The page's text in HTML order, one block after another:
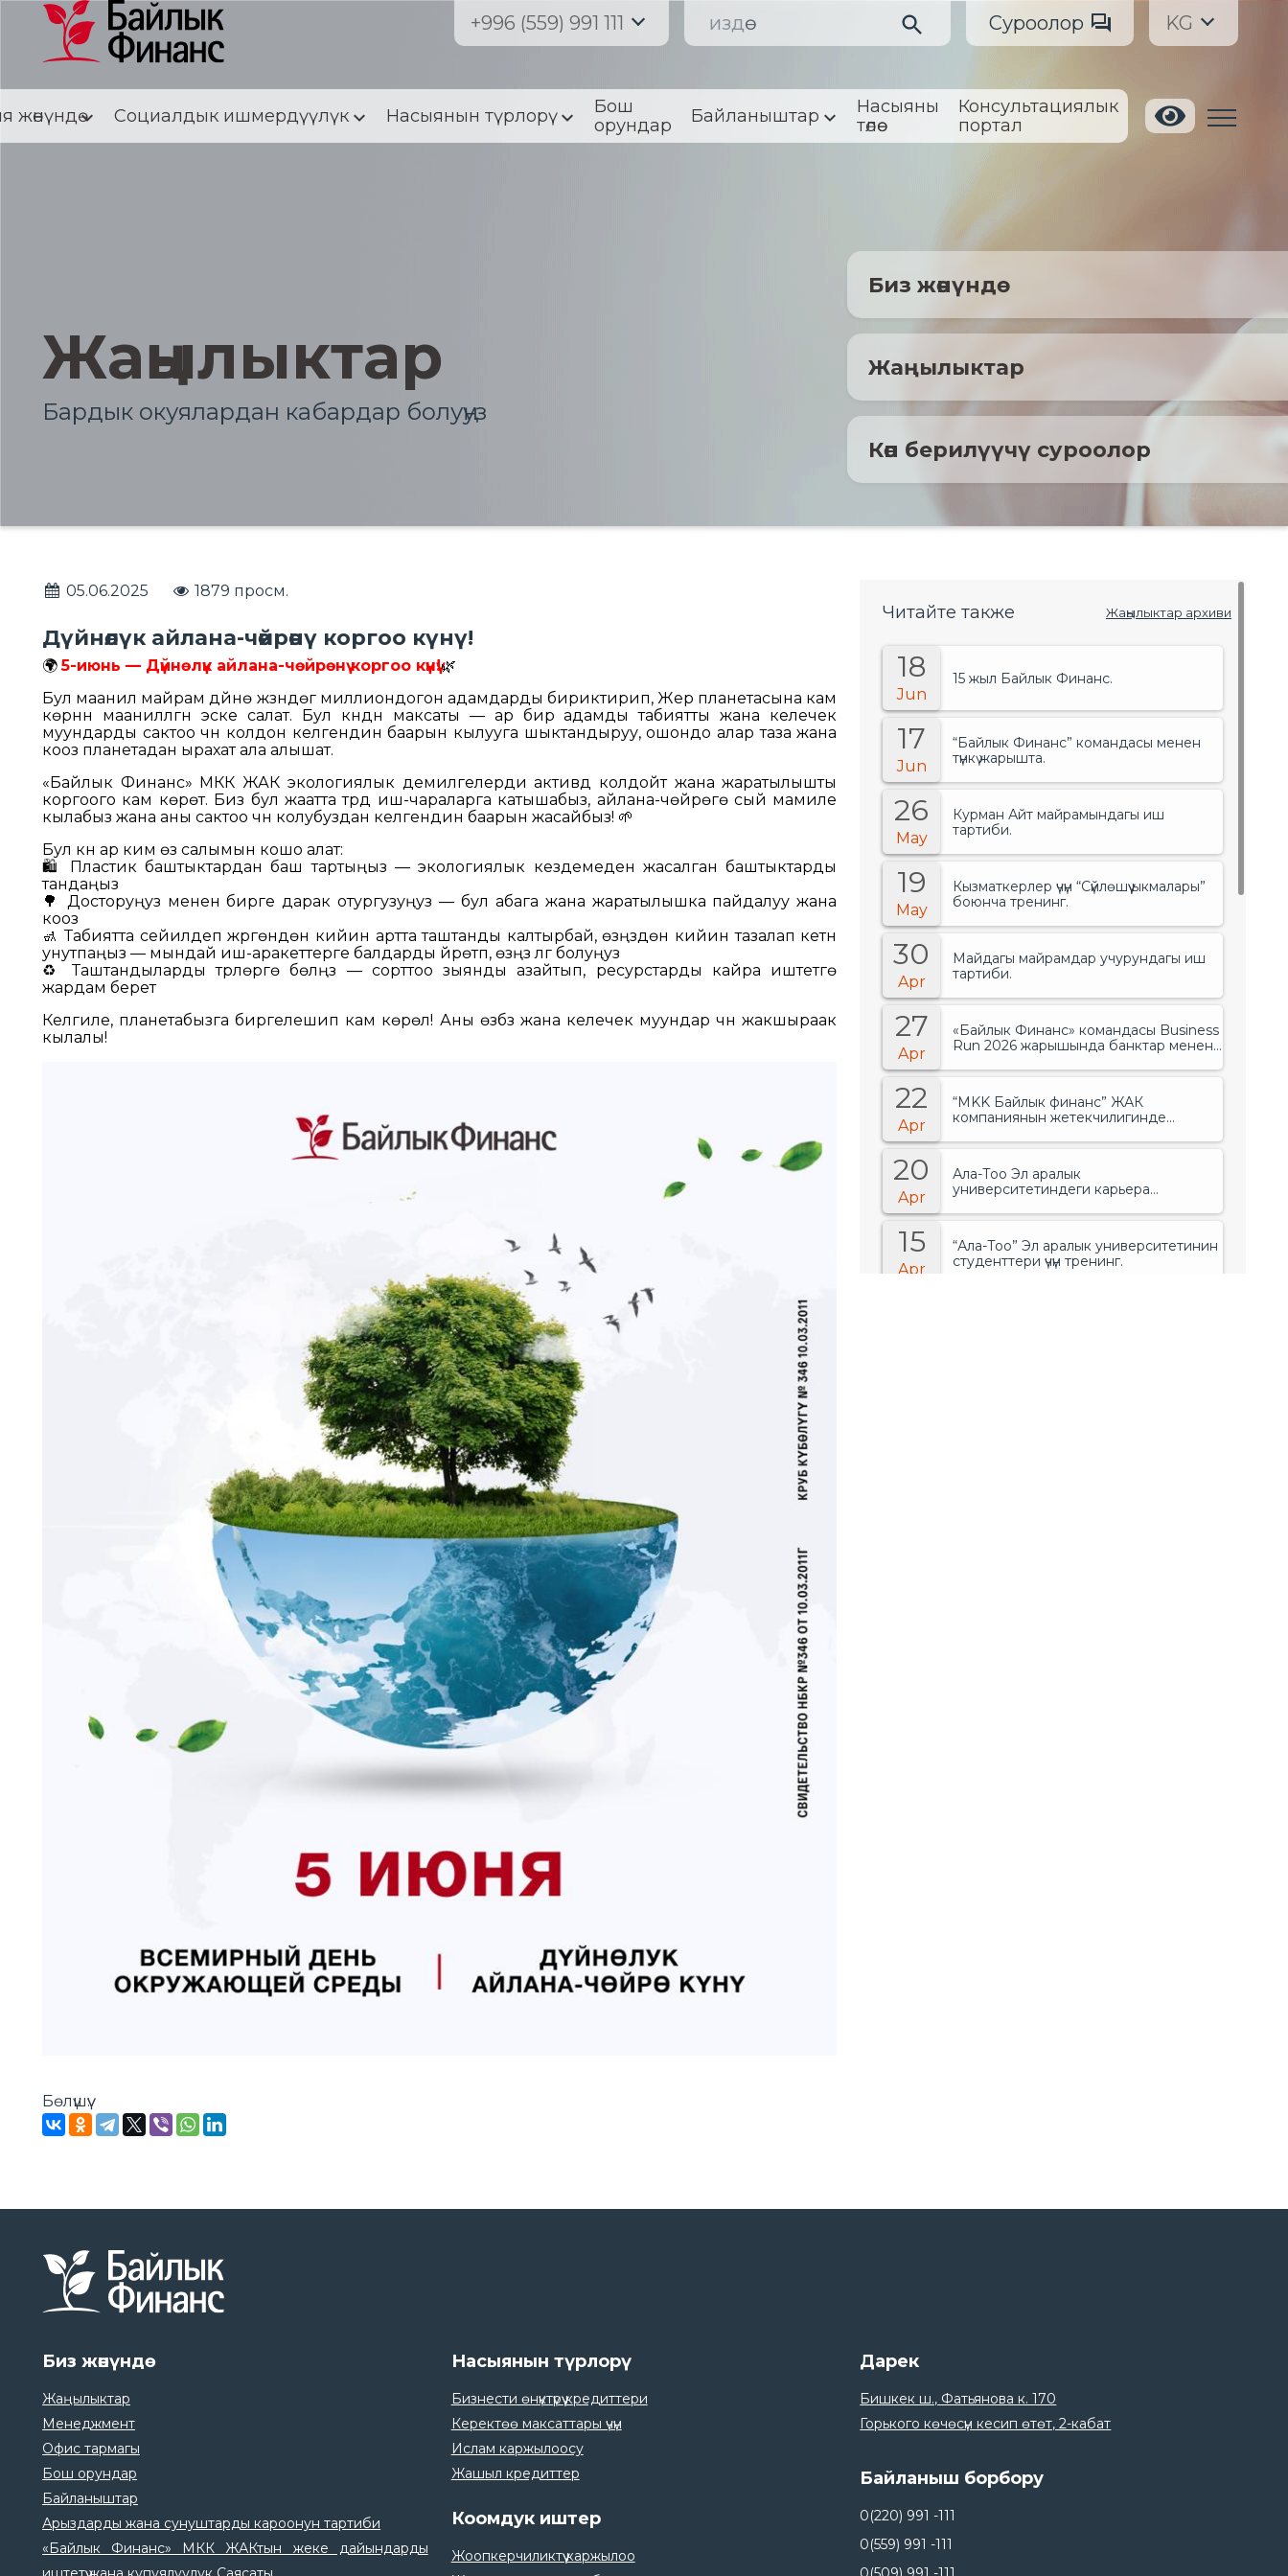
+996 (559) 991 111 Суроолор KG
жөнүндө Социалдык ишмердүүлүк Насыянын түрлорү
Бош
орундар
Байланыштар
Насыяны
төлөө
Консультациялык
портал
Жаңылыктар
Бардык окуялардан кабардар болуңуз
Биз жөнүндө
Жаңылыктар
Көп берилүүчү суроолор
05.06.2025 1879 просм.
Дүйнөлүк айлана-чөйрөнү коргоо күнү!
🌍5-июнь — Дүйнөлүк айлана-чөйрөнү коргоо күнү!🌿
Бул маанилүү майрам дүйнө жүзүндөгү миллиондогон адамдарды бириктирип, Жер планетасына кам
көрүүнүн маанилүүлүгүн эске салат. Бул күндүн максаты — ар бир адамды табиятты жана келечек
муундарды сактоо үчүн колдон келгендин баарын кылууга шыктандыруу, ошондо алар таза жана
кооз планетадан ырахат ала алышат.
«Байлык Финанс» МКК ЖАК экологиялык демилгелерди активдүү колдойт жана жаратылышты
коргоого кам көрөт. Биз бул жаатта түрдүү иш-чараларга катышабыз, айлана-чөйрөгө сый мамиле
кылабыз жана аны сактоо үчүн колубуздан келгендин баарын жасайбыз! 🌱
Бул күнү ар ким өз салымын кошо алат:
🛍️ Пластик баштыктардан баш тартыңыз — экологиялык кездемеден жасалган баштыктарды
тандаңыз
🌳 Досторуңуз менен бирге дарак отургузуңуз — бул абага жана жаратылышка пайдалуу жана
кооз
🚮 Табиятта сейилдеп жүргөндөн кийин артта таштанды калтырбай, өзүңүздөн кийин тазалап кетүүнү
унутпаңыз — мындай иш-аракеттерге балдарды үйрөтүп, өзүңүз үлгү болуңуз
♻️ Таштандыларды түрлөргө бөлүңүз — сорттоо зыянды азайтып, ресурстарды кайра иштетүүгө
жардам берет
Келгиле, планетабызга биргелешип кам көрөлү! Аны өзүбүз жана келечек муундар үчүн жакшыраак
кылалы!
Бөлүшүү:
Читайте также Жаңылыктар архиви
18
Jun
15 жыл Байлык Финанс.
17
Jun
“Байлык Финанс” командасы менен
түнкү жарышта.
26
May
Курман Айт майрамындагы иш
тартиби.
19
May
Кызматкерлер үчүн “Сүйлөшүү ыкмалары”
боюнча тренинг.
30
Apr
Майдагы майрамдар учурундагы иш
тартиби.
27
Apr
«Байлык Финанс» командасы Business
Run 2026 жарышында банктар менен
биринчи орунду ээледи..
22
Apr
“MKK Байлык финанс” ЖАК
компаниянын жетекчилигинде
20
Apr
Ала-Тоо Эл аралык
университетиндеги карьера
15
Apr
“Ала-Тоо” Эл аралык университетинин
студенттери үчүн тренинг.
Биз жөнүндө
Жаңылыктар
Менеджмент
Офис тармагы
Бош орундар
Байланыштар
Арыздарды жана сунуштарды кароонун тартиби
«Байлык Финанс» МКК ЖАКтын жеке дайындарды
Насыянын түрлорү
Бизнести өнүктүрүү кредиттери
Керектөө максаттары үчүн
Ислам каржылоосу
Жашыл кредиттер
Коомдук иштер
Жоопкерчиликтүү каржылоо
Дарек
Бишкек ш., Фатьянова к. 170
Горького көчөсүн кесип өтөт, 2-кабат
Байланыш борбору
0(220) 991 -111
0(559) 991 -111